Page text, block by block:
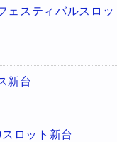
ェスティバルスロッ
新台
ロット新台